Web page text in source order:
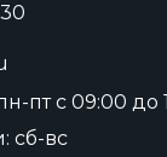
пт с 09:00 до
сб-вс